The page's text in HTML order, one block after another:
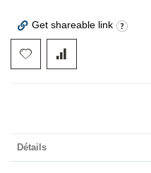
Get shareable link
Détails